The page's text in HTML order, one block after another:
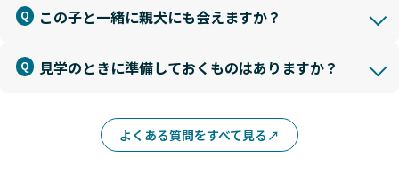
この子と一緒に親犬にも会えますか？
見学のときに準備しておくものはありますか？
よくある質問をすべて見る